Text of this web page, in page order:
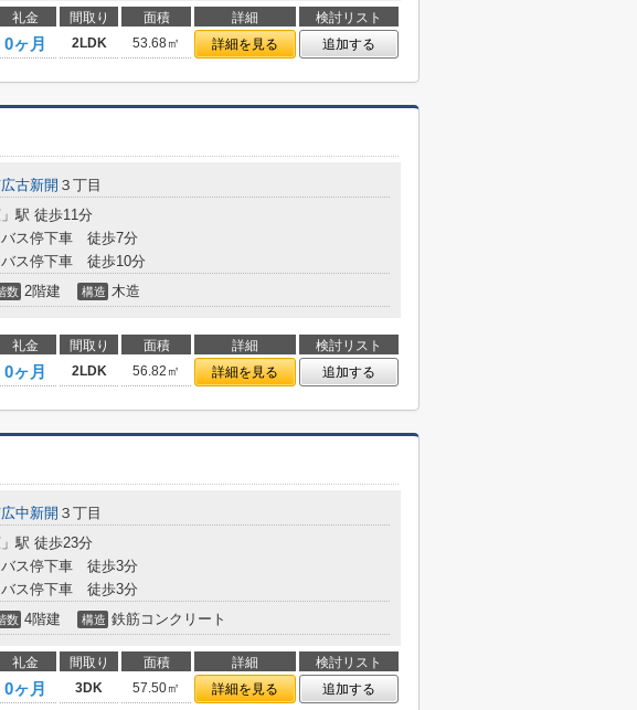
礼金 間取り 面積 詳細
検討リスト
0ヶ月 2LDK 53.68㎡ 詳細を見る 追加する
広古新開 ３丁目
」駅 徒歩11分
バス停下車 徒歩7分
バス停下車 徒歩10分
数 2階建 構造 木造
礼金 間取り 面積 詳細
検討リスト
0ヶ月 2LDK 56.82㎡ 詳細を見る 追加する
広中新開 ３丁目
」駅 徒歩23分
バス停下車 徒歩3分
バス停下車 徒歩3分
数 4階建 構造 鉄筋コンクリート
礼金 間取り 面積 詳細
検討リスト
0ヶ月 3DK 57.50㎡ 詳細を見る 追加する